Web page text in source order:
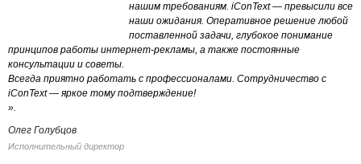
нашим требованиям. iConText — превысили все
наши ожидания. Оперативное решение любой
поставленной задачи, глубокое понимание
принципов работы интернет-рекламы, а также постоянные
консультации и советы.
Всегда приятно работать с профессионалами. Сотрудничество с
iConText — яркое тому подтверждение!
».
Олег Голубцов
Исполнительный директор